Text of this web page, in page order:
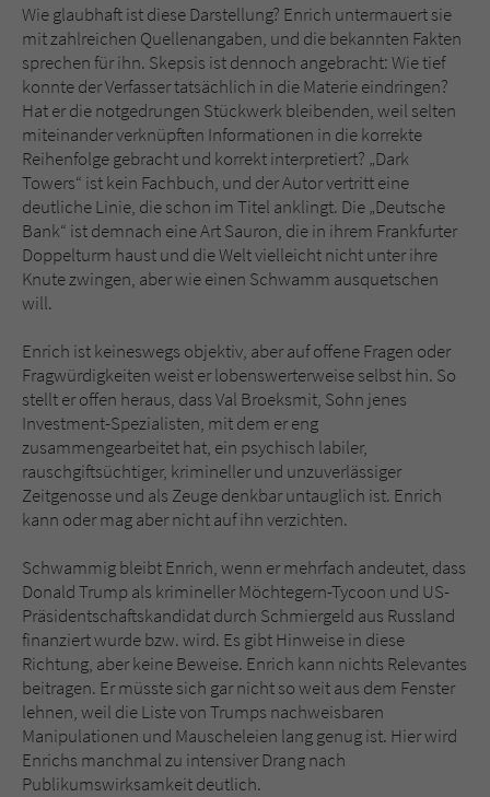
Wie glaubhaft ist diese Darstellung? Enrich untermauert sie
mit zahlreichen Quellenangaben, und die bekannten Fakten
sprechen für ihn. Skepsis ist dennoch angebracht: Wie tief
konnte der Verfasser tatsächlich in die Materie eindringen?
Hat er die notgedrungen Stückwerk bleibenden, weil selten
miteinander verknüpften Informationen in die korrekte
Reihenfolge gebracht und korrekt interpretiert? „Dark
Towers“ ist kein Fachbuch, und der Autor vertritt eine
deutliche Linie, die schon im Titel anklingt. Die „Deutsche
Bank“ ist demnach eine Art Sauron, die in ihrem Frankfurter
Doppelturm haust und die Welt vielleicht nicht unter ihre
Knute zwingen, aber wie einen Schwamm ausquetschen
will.
Enrich ist keineswegs objektiv, aber auf offene Fragen oder
Fragwürdigkeiten weist er lobenswerterweise selbst hin. So
stellt er offen heraus, dass Val Broeksmit, Sohn jenes
Investment-Spezialisten, mit dem er eng
zusammengearbeitet hat, ein psychisch labiler,
rauschgiftsüchtiger, krimineller und unzuverlässiger
Zeitgenosse und als Zeuge denkbar untauglich ist. Enrich
kann oder mag aber nicht auf ihn verzichten.
Schwammig bleibt Enrich, wenn er mehrfach andeutet, dass
Donald Trump als krimineller Möchtegern-Tycoon und US-
Präsidentschaftskandidat durch Schmiergeld aus Russland
finanziert wurde bzw. wird. Es gibt Hinweise in diese
Richtung, aber keine Beweise. Enrich kann nichts Relevantes
beitragen. Er müsste sich gar nicht so weit aus dem Fenster
lehnen, weil die Liste von Trumps nachweisbaren
Manipulationen und Mauscheleien lang genug ist. Hier wird
Enrichs manchmal zu intensiver Drang nach
Publikumswirksamkeit deutlich.